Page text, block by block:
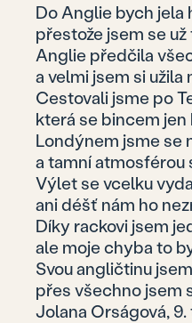
Do Anglie bych jela
přestože jsem se
Anglie předčila
a velmi jsem si užila
Cestovali jsme po
která se bincem jen
Londýnem jsme se
a tamní atmosférou
Výlet se vcelku
ani déšť nám ho
Díky rackovi jsem
ale moje chyba to
Svou angličtinu
přes všechno jsem
Jolana Orságová, 9.